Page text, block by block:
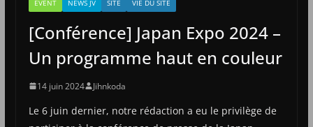
EVENT NEWS JV SITE VIE DU SITE
[Conférence] Japan Expo 2024 –
Un programme haut en couleur
14 juin 2024 Jihnkoda
Le 6 juin dernier, notre rédaction a eu le privilège de